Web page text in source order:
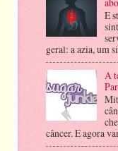
E
geral: a azia, um
A
câncer. E agora